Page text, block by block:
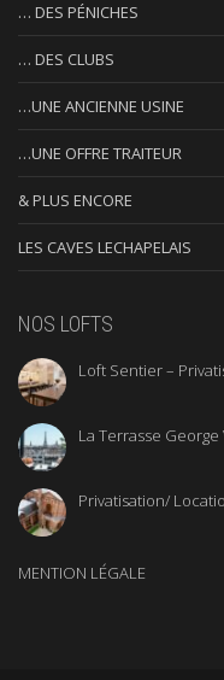
… DES PÉNICHES
… DES CLUBS
…UNE ANCIENNE USINE
…UNE OFFRE TRAITEUR
& PLUS ENCORE
LES CAVES LECHAPELAIS
NOS LOFTS
Loft Sentier –
La Terrasse
Privatisation/
MENTION LÉGALE